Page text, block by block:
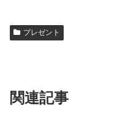
プレゼント
関連記事